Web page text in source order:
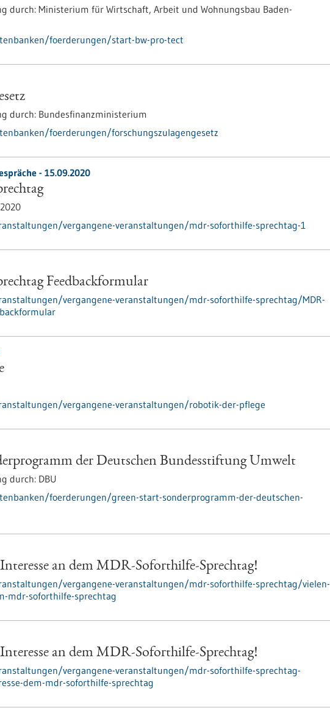
durch: Ministerium für Wirtschaft, Arbeit und Wohnungsbau Baden-
foerderungen/start-bw-pro-tect
durch: Bundesfinanzministerium
foerderungen/forschungszulagengesetz
- 15.09.2020
vergangene-veranstaltungen/mdr-soforthilfe-sprechtag-1
Feedbackformular
vergangene-veranstaltungen/mdr-soforthilfe-sprechtag/MDR-
vergangene-veranstaltungen/robotik-der-pflege
der Deutschen Bundesstiftung Umwelt
durch: DBU
foerderungen/green-start-sonderprogramm-der-deutschen-
an dem MDR-Soforthilfe-Sprechtag!
vergangene-veranstaltungen/mdr-soforthilfe-sprechtag/vielen-
mdr-soforthilfe-sprechtag
an dem MDR-Soforthilfe-Sprechtag!
vergangene-veranstaltungen/mdr-soforthilfe-sprechtag-
dem-mdr-soforthilfe-sprechtag